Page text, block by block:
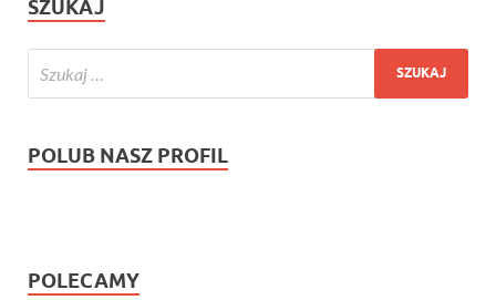
SZUKAJ
POLUB NASZ PROFIL
POLECAMY